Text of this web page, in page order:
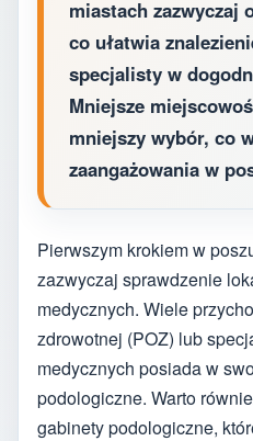
miastach zazwyczaj
co ułatwia
specjalisty w
Mniejsze
mniejszy wybór, co
zaangażowania w
Pierwszym krokiem w
zazwyczaj sprawdzenie
medycznych. Wiele
zdrowotnej (POZ) lub
medycznych posiada w
podologiczne. Warto
gabinety podologiczne,